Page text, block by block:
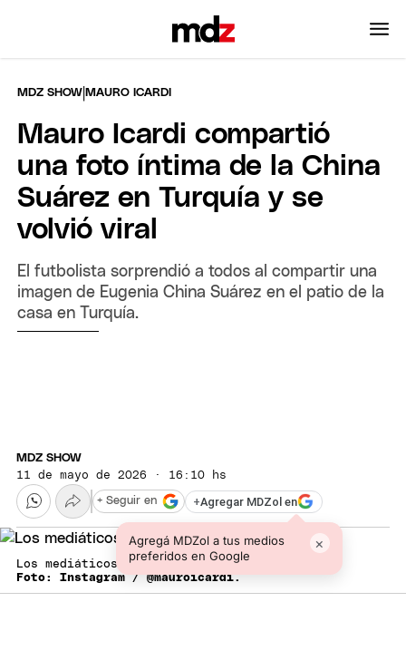
MDZ SHOW |MAURO ICARDI
Mauro Icardi compartió
una foto íntima de la China
Suárez en Turquía y se
volvió viral
El futbolista sorprendió a todos al compartir una
imagen de Eugenia China Suárez en el patio de la
casa en Turquía.
MDZ SHOW
11 de mayo de 2026 · 16:10 hs
+Agregar MDZol en
Agregá MDZol a tus medios
preferidos en Google
×
+ Seguir en
Los mediáticos estarían en crisis.
Foto: Instagram / @mauroicardi.